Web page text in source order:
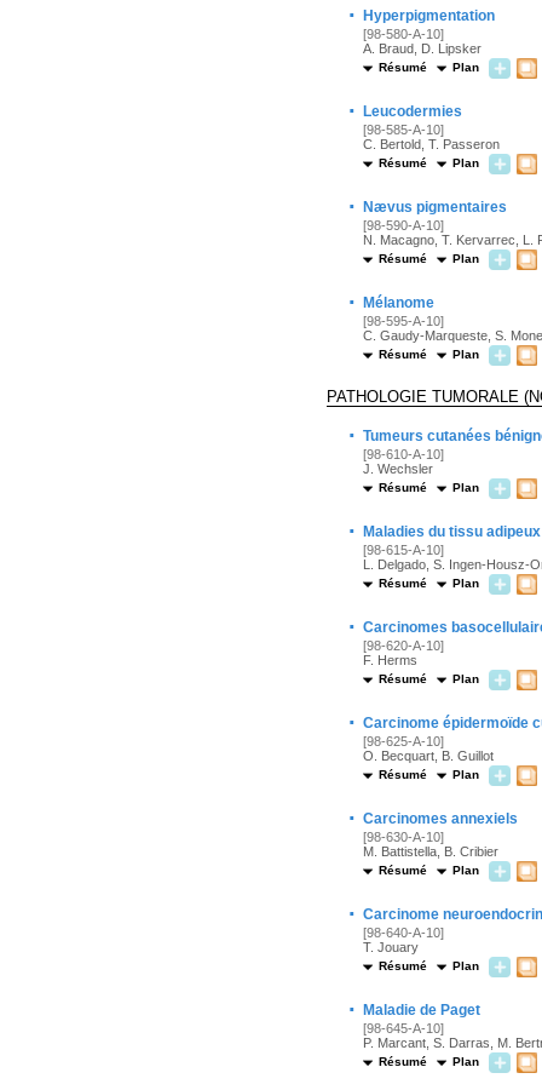
· Hyperpigmentation
[98-580-A-10]
A. Braud, D. Lipsker
Résumé Plan
· Leucodermies
[98-585-A-10]
C. Bertold, T. Passeron
Résumé Plan
· Nævus pigmentaires
[98-590-A-10]
N. Macagno, T. Kervarrec, L.
Résumé Plan
· Mélanome
[98-595-A-10]
C. Gaudy-Marqueste, S.
Résumé Plan
PATHOLOGIE TUMORALE
· Tumeurs cutanées
[98-610-A-10]
J. Wechsler
Résumé Plan
· Maladies du tissu
[98-615-A-10]
L. Delgado, S. Ingen-Housz-
Résumé Plan
· Carcinomes
[98-620-A-10]
F. Herms
Résumé Plan
· Carcinome épidermoïde
[98-625-A-10]
O. Becquart, B. Guillot
Résumé Plan
· Carcinomes annexiels
[98-630-A-10]
M. Battistella, B. Cribier
Résumé Plan
· Carcinome
[98-640-A-10]
T. Jouary
Résumé Plan
· Maladie de Paget
[98-645-A-10]
P. Marcant, S. Darras, M.
Résumé Plan